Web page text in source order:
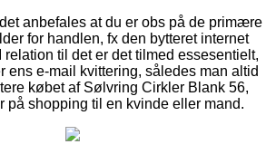
anbefales at du er obs på de primære
for handlen, fx den bytteret internet
relation til det er det tilmed essesentielt,
ens e-mail kvittering, således man altid
købet af Sølvring Cirkler Blank 56,
på shopping til en kvinde eller mand.